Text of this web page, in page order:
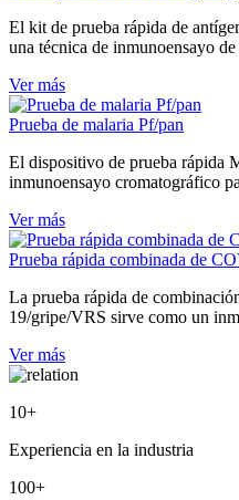
El kit de prueba rápida de
una técnica de inmunoensayo
Ver más
Prueba de malaria Pf/pan
El dispositivo de prueba rápida
inmunoensayo cromatográfico
Ver más
Prueba rápida combinada de
La prueba rápida de
19/gripe/VRS sirve como un
Ver más
10+
Experiencia en la industria
100+